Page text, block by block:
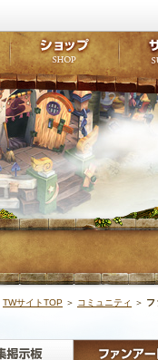
ーバー
TWサイトTOP ＞ コミュニティ ＞ フ
クラブ募
イントライブラリ
LINEスタンプ